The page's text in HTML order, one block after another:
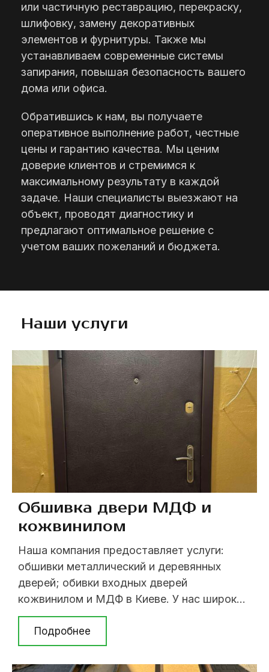
или частичную реставрацию, перекраску,
шлифовку, замену декоративных
элементов и фурнитуры. Также мы
устанавливаем современные системы
запирания, повышая безопасность вашего
дома или офиса.
Обратившись к нам, вы получаете
оперативное выполнение работ, честные
цены и гарантию качества. Мы ценим
доверие клиентов и стремимся к
максимальному результату в каждой
задаче. Наши специалисты выезжают на
объект, проводят диагностику и
предлагают оптимальное решение с
учетом ваших пожеланий и бюджета.
Наши услуги
Обшивка двери МДФ и
кожвинилом
Наша компания предоставляет услуги:
обшивки металлический и деревянных
дверей; обивки входных дверей
кожвинилом и МДФ в Киеве. У нас широкий
выбор образцов и большой опыт работы.
Работа по обшивке дверей выполняется в
течение нескольких часов с момента
приезда мастера. Для получения справки
Подробнее